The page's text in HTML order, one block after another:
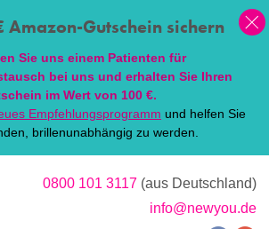
Amazon-Gutschein sichern
Sie uns einem Patienten für
bei uns und erhalten Sie Ihren
im Wert von 100 €.
Empfehlungsprogramm und helfen Sie
brillenunabhängig zu werden.
0800 101 3117 (aus Deutschland)
info@newyou.de